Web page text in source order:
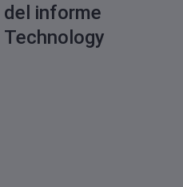
informe